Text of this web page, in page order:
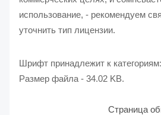
использование, - рекомендуем
уточнить тип лицензии.
Шрифт принадлежит к категориям:
Размер файла - 34.02 KB.
Страница